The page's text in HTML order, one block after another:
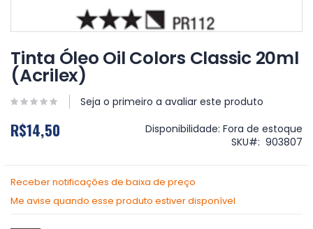
para
o
início
da
Galeria
imagens
Tinta Óleo Oil Colors Classic 20ml
(Acrilex)
Seja o primeiro a avaliar este produto
R$14,50 Disponibilidade: Fora de estoque
SKU
903807
Receber notificações de baixa de preço
Me avise quando esse produto estiver disponível